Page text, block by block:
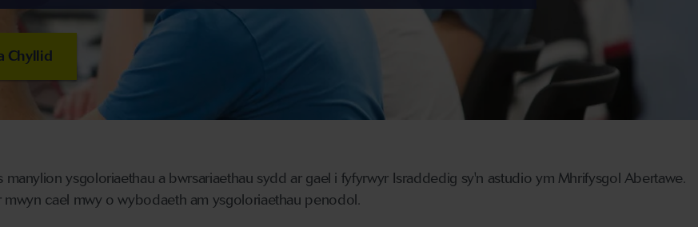
Chyllid
ysgoloriaethau a bwrsariaethau sydd ar gael i fyfyrwyr Israddedig sy'n astudio ym Mhrifysgol Abertawe.
cael mwy o wybodaeth am ysgoloriaethau penodol.